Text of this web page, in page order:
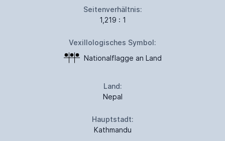
Seitenverhältnis:
1,219 : 1
Vexillologisches Symbol:
Nationalflagge an Land
Land:
Nepal
Hauptstadt:
Kathmandu